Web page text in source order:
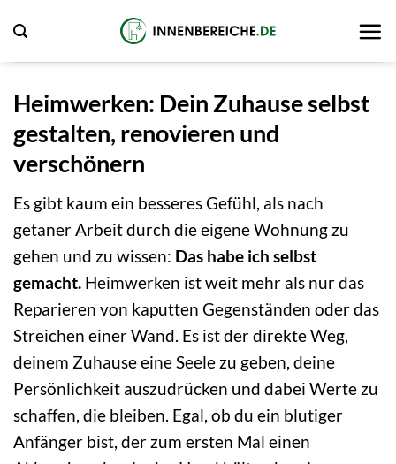
Inhalt
springen
Heimwerken: Dein Zuhause selbst
gestalten, renovieren und
verschönern
Es gibt kaum ein besseres Gefühl, als nach
getaner Arbeit durch die eigene Wohnung zu
gehen und zu wissen: Das habe ich selbst
gemacht. Heimwerken ist weit mehr als nur das
Reparieren von kaputten Gegenständen oder das
Streichen einer Wand. Es ist der direkte Weg,
deinem Zuhause eine Seele zu geben, deine
Persönlichkeit auszudrücken und dabei Werte zu
schaffen, die bleiben. Egal, ob du ein blutiger
Anfänger bist, der zum ersten Mal einen